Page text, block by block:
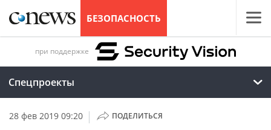
БЕЗОПАСНОСТЬ
при поддержке
Спецпроекты
28 фев 2019 09:20 | ПОДЕЛИТЬСЯ